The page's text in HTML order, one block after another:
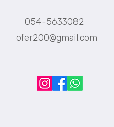
054-5633082
ofer200@gmail.com